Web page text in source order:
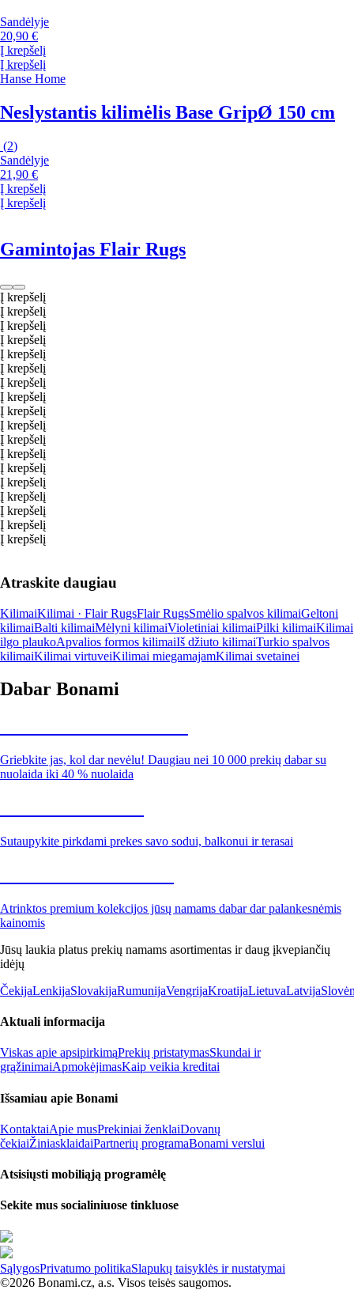
Sandėlyje
20,90 €
Į krepšelį
Į krepšelį
Hanse Home
Neslystantis kilimėlis Base GripØ 150 cm
(2)
Sandėlyje
21,90 €
Į krepšelį
Į krepšelį
Gamintojas Flair Rugs
Į krepšelį
Į krepšelį
Į krepšelį
Į krepšelį
Į krepšelį
Į krepšelį
Į krepšelį
Į krepšelį
Į krepšelį
Į krepšelį
Į krepšelį
Į krepšelį
Į krepšelį
Į krepšelį
Į krepšelį
Į krepšelį
Į krepšelį
Į krepšelį
Atraskite daugiau
KilimaiKilimai · Flair RugsFlair RugsSmėlio spalvos kilimaiGeltoni
kilimaiBalti kilimaiMėlyni kilimaiVioletiniai kilimaiPilki kilimaiKilimai
ilgo plaukoApvalios formos kilimaiIš džiuto kilimaiTurkio spalvos
kilimaiKilimai virtuveiKilimai miegamajamKilimai svetainei
Dabar Bonami
Griebkite jas, kol dar nevėlu! Daugiau nei 10 000 prekių dabar su
nuolaida iki 40 % nuolaida
Sutaupykite pirkdami prekes savo sodui, balkonui ir terasai
Atrinktos premium kolekcijos jūsų namams dabar dar palankesnėmis
kainomis
Jūsų laukia platus prekių namams asortimentas ir daug įkvepiančių
idėjų
ČekijaLenkijaSlovakijaRumunijaVengrijaKroatijaLietuvaLatvija
Aktuali informacija
Viskas apie apsipirkimąPrekių pristatymasSkundai ir
grąžinimaiApmokėjimasKaip veikia kreditai
Išsamiau apie Bonami
KontaktaiApie musPrekiniai ženklaiDovanų
čekiaiŽiniasklaidaiPartnerių programaBonami verslui
Atsisiųsti mobiliąją programėlę
Sekite mus socialiniuose tinkluose
SąlygosPrivatumo politikaSlapukų taisyklės ir nustatymai
©2026 Bonami.cz, a.s. Visos teisės saugomos.